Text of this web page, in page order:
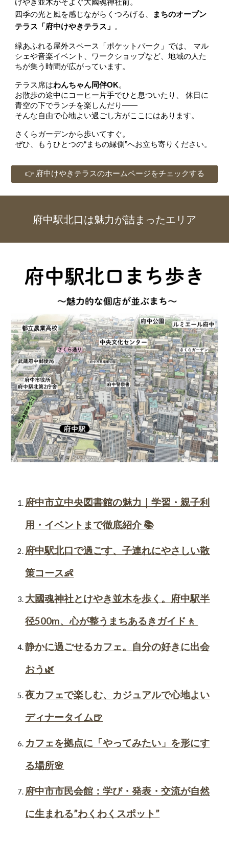
けやき並木がそよぐ大國魂神社前。
四季の光と風を感じながらくつろげる、 まちのオープン
テラス「府中けやきテラス」 。
緑あふれる屋外スペース「ポケットパーク」では、 マル
シェや音楽イベント、ワークショップなど、地域の人た
ちが集う時間が広がっています。
テラス席はわんちゃん同伴OK。
お散歩の途中にコーヒー片手でひと息ついたり、 休日に
青空の下でランチを楽しんだり――
そんな自由で心地よい過ごし方がここにはあります。
さくらガーデンから歩いてすぐ。
ぜひ、もうひとつの“まちの縁側”へお立ち寄りください。
👉 府中けやきテラスのホームページをチェックする
府中駅北口は魅力が詰まったエリア
府中市立中央図書館の魅力｜学習・親子利
用・イベントまで徹底紹介 📚
府中駅北口で過ごす、子連れにやさしい散
策コース👶
大國魂神社とけやき並木を歩く。府中駅半
径500m、心が整うまちあるきガイド🚶
静かに過ごせるカフェ。自分の好きに出会
おう🌿
夜カフェで楽しむ、カジュアルで心地よい
ディナータイム🍺
カフェを拠点に「やってみたい」を形にす
る場所🌸
府中市市民会館：学び・発表・交流が自然
に生まれる”わくわくスポット”